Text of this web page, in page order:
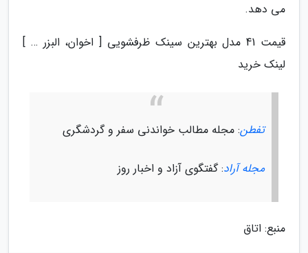
می دهد.
قیمت 41 مدل بهترین سینک ظرفشویی [ اخوان، البزر … ]
لینک خرید
تفطن: مجله مطالب خواندنی سفر و گردشگری
مجله آراد: گفتگوی آزاد و اخبار روز
منبع: اتاق